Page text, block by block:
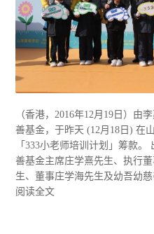
（香港，2016年12月19日）由
善基金，于昨天 (12月18日) 在
「333小老师培训计划」筹款
善基金主席庄学熹先生、执行
生、董事庄学海先生及幼吾幼
阅读全文